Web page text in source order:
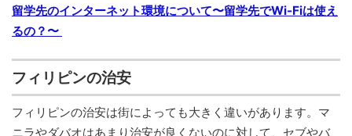
留学先のインターネット環境について〜留学先でWi-Fiは使え
るの？〜
フィリピンの治安
フィリピンの治安は街によっても大きく違いがあります。マ
ニラやダバオはあまり治安が良くないのに対して、セブやバ